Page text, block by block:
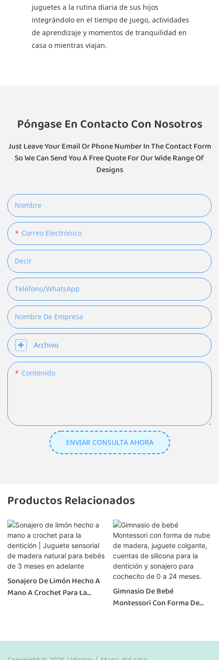
juguetes a la rutina diaria de sus hijos
integrándolo en el tiempo de juego, actividades
de aprendizaje y momentos de tranquilidad en
casa o mientras viajan.
Póngase En Contacto Con Nosotros
Just Leave Your Email Or Phone Number In The Contact Form
So We Can Send You A Free Quote For Our Wide Range Of
Designs
Nombre
Correo Electrónico
Decir
Teléfono/WhatsApp
Nombre De Empresa
Archivo
Contenido
ENVIAR CONSULTA AHORA
Productos Relacionados
Sonajero De Limón Hecho A
Mano A Crochet Para La
Adelante
Gimnasio De Bebé
Montessori Con Forma De
Silicona Para La Dentición Y